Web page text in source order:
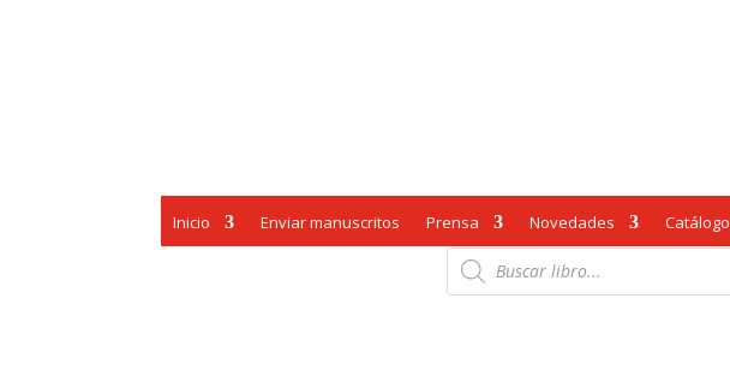
Inicio Enviar manuscritos Prensa Novedades Catálogo
Búsqueda
de
productos